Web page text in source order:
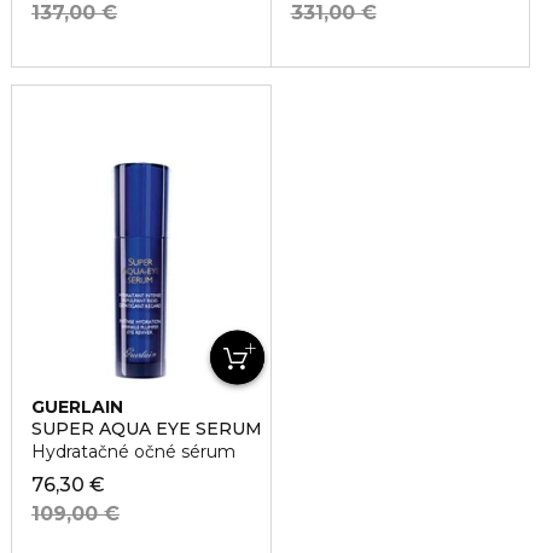
137,00 €
331,00 €
GUERLAIN
SUPER AQUA EYE SERUM
Hydratačné očné sérum
76,30 €
109,00 €